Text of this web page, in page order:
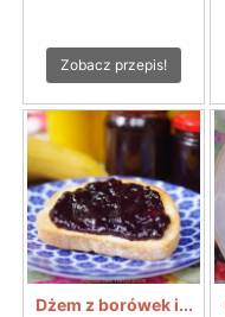
Zobacz przepis!
Dżem z borówek i...